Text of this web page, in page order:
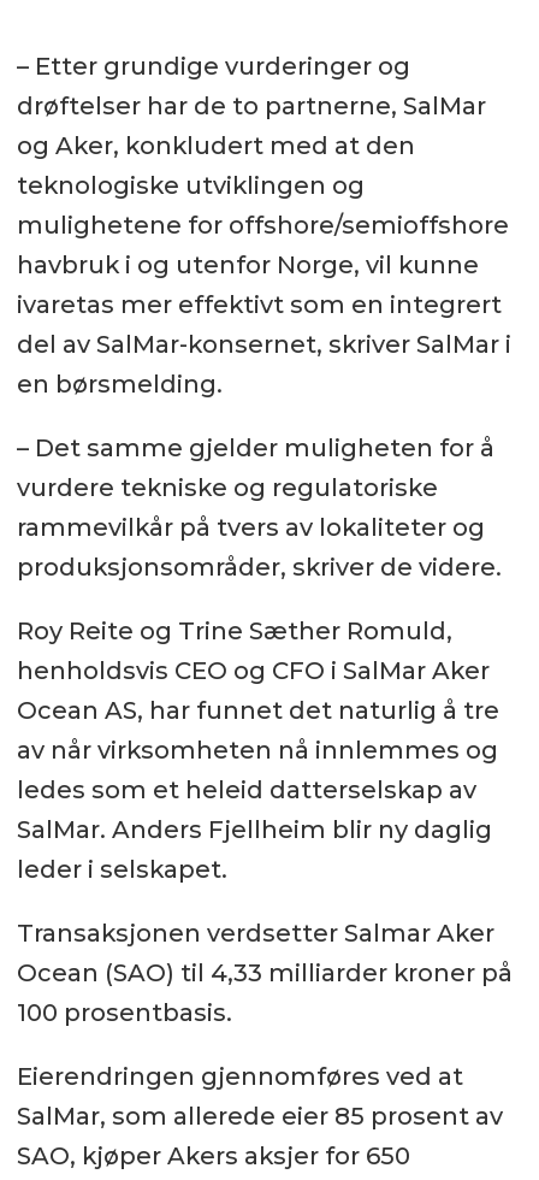
– Etter grundige vurderinger og
drøftelser har de to partnerne, SalMar
og Aker, konkludert med at den
teknologiske utviklingen og
mulighetene for offshore/semioffshore
havbruk i og utenfor Norge, vil kunne
ivaretas mer effektivt som en integrert
del av SalMar-konsernet, skriver SalMar i
en børsmelding.
– Det samme gjelder muligheten for å
vurdere tekniske og regulatoriske
rammevilkår på tvers av lokaliteter og
produksjonsområder, skriver de videre.
Roy Reite og Trine Sæther Romuld,
henholdsvis CEO og CFO i SalMar Aker
Ocean AS, har funnet det naturlig å tre
av når virksomheten nå innlemmes og
ledes som et heleid datterselskap av
SalMar. Anders Fjellheim blir ny daglig
leder i selskapet.
Transaksjonen verdsetter Salmar Aker
Ocean (SAO) til 4,33 milliarder kroner på
100 prosentbasis.
Eierendringen gjennomføres ved at
SalMar, som allerede eier 85 prosent av
SAO, kjøper Akers aksjer for 650